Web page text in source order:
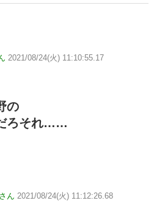
！」←もう来なくて大丈夫です
2021/08/24(火) 11:10:55.17
の
ろそれ……
ん 2021/08/24(火) 11:12:26.68